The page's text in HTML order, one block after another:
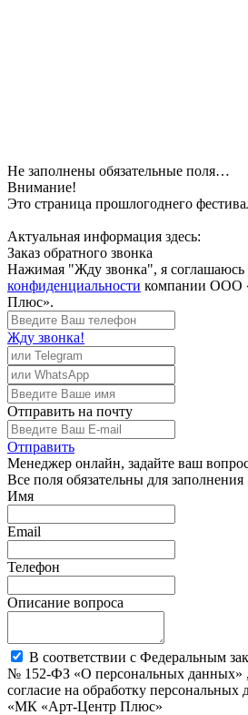
Не заполнены обязательные поля…
Внимание!
Это страница прошлогоднего
Актуальная информация здесь:
Заказ обратного звонка
Нажимая "Жду звонка", я соглашаюсь
конфиденциальности компании ООО
Плюс».
Жду звонка!
Отправить на почту
Отправить
Менеджер онлайн, задайте ваш
Все поля обязательны для заполнения
Имя
Email
Телефон
Описание вопроса
В соответствии с Федеральным
№ 152-ФЗ «О персональных данных»
согласие на обработку
«МК «Арт-Центр Плюс»